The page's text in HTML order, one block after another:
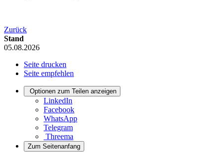
Zurück
Stand
05.08.2026
Seite drucken
Seite empfehlen
Optionen zum Teilen anzeigen
LinkedIn
Facebook
WhatsApp
Telegram
Threema
Zum Seitenanfang